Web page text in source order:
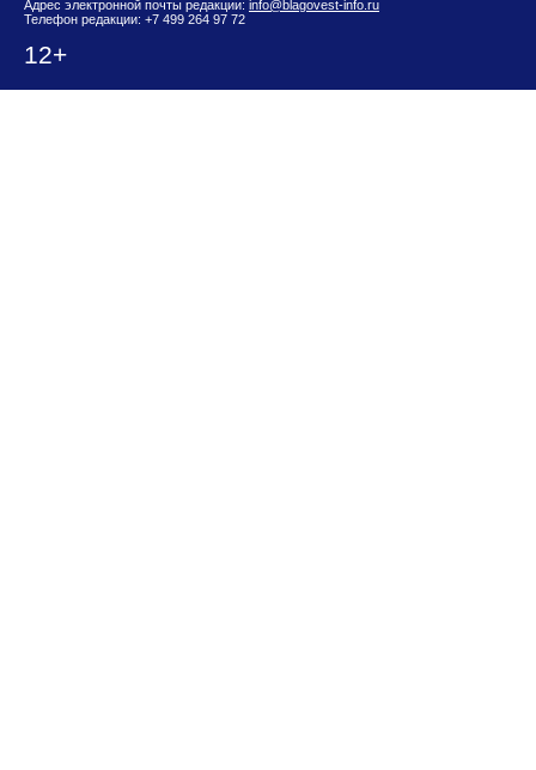
Адрес электронной почты редакции: info@blagovest-info.ru
Телефон редакции: +7 499 264 97 72
12+